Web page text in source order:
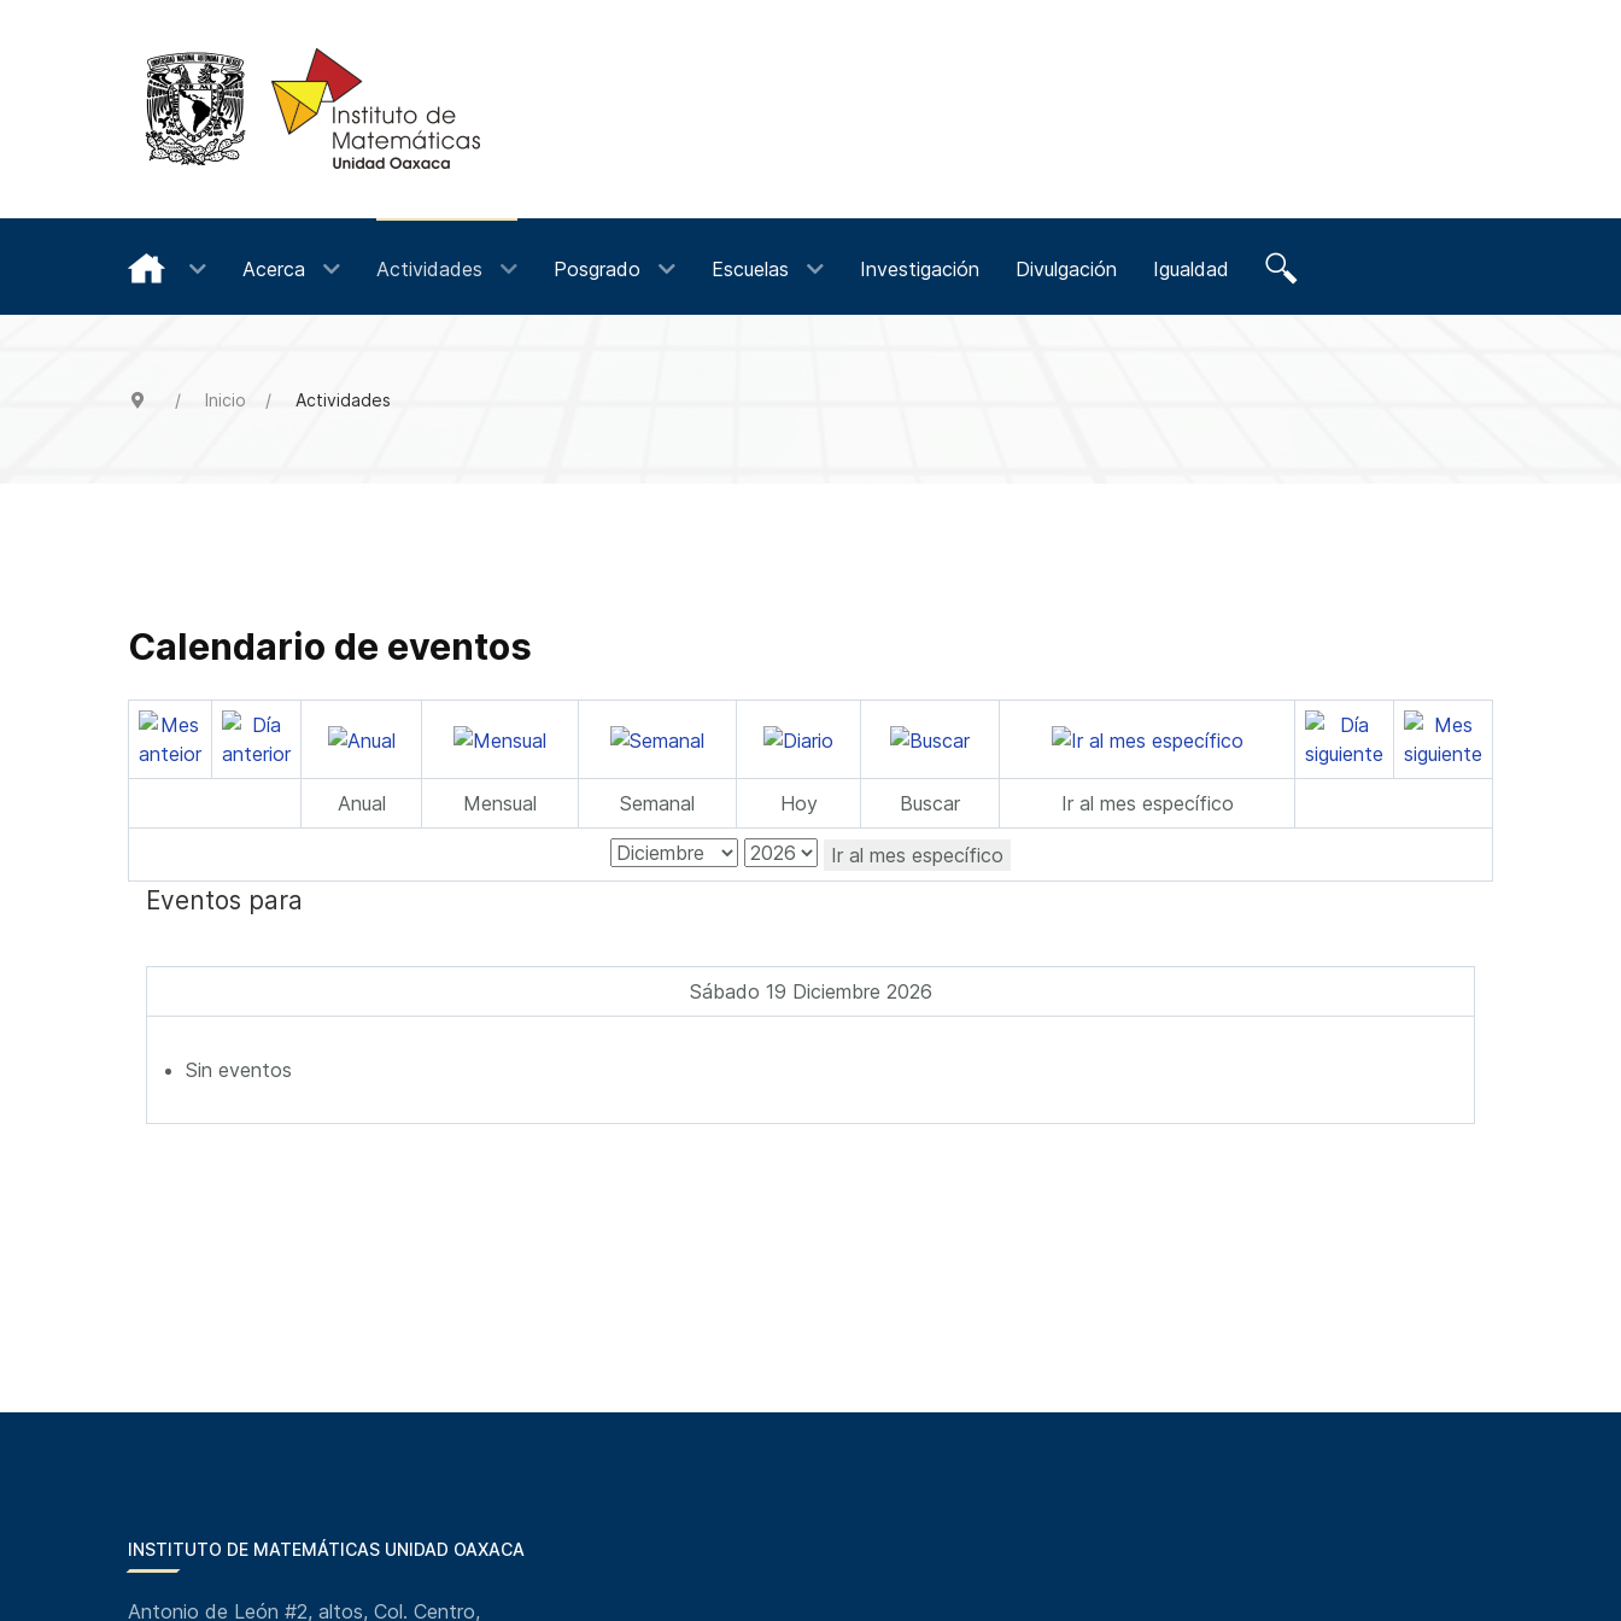
Acerca Actividades Posgrado Escuelas Investigación Divulgación Igualdad
Inicio Actividades
Calendario de eventos
Anual Mensual Semanal Hoy Buscar Ir al mes específico
Ir al mes específico
Eventos para
Sábado 19 Diciembre 2026
Sin eventos
INSTITUTO DE MATEMÁTICAS UNIDAD OAXACA
Antonio de León #2, altos, Col. Centro,